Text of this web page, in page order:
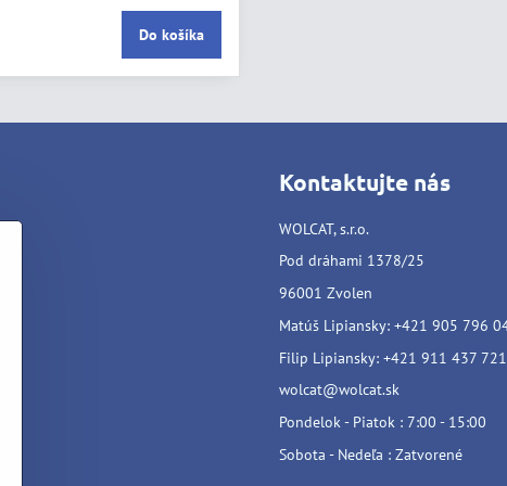
Do košíka
Kontaktujte nás
WOLCAT, s.r.o.
Pod dráhami 1378/25
96001 Zvolen
Matúš Lipiansky: +421 905 796
Filip Lipiansky: +421 911 437 721
wolcat@wolcat.sk
Pondelok - Piatok : 7:00 - 15:00
Sobota - Nedeľa : Zatvorené